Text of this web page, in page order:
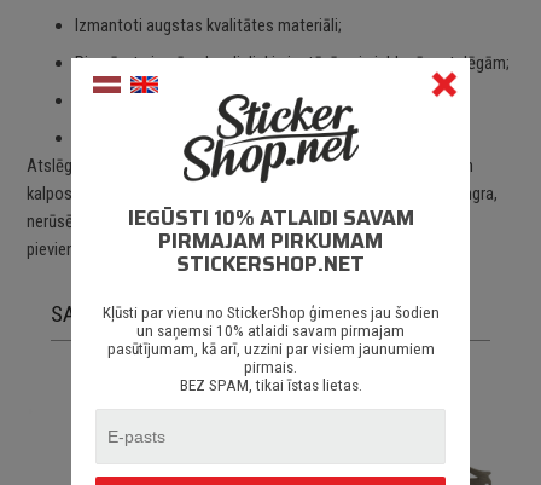
Izmantoti augstas kvalitātes materiāli;
Piemērots izmērs, kas lieliski piestāvēs pie jebkurām atslēgām;
Viegli un ērti pievienot pie atslēgas;
Piegāde Latvijā un citviet pasaulē.
Atslēgu piekariņš lieliski piestāvēs pie jebkāda veida atslēgām un
kalpos gan kā atpazīšanas zīme, gan kā dizaina priekšmets. Stingra,
nerūsējoša tērauda ķēdīte un rinķis paredzēts vairāku atslēgu
pievienošanai.
SAISTĪTĀS PRECES
IEGŪSTI 10% ATLAIDI SAVAM
PIRMAJAM PIRKUMAM
STICKERSHOP.NET
Kļūsti par vienu no StickerShop ģimenes jau šodien
un saņemsi 10% atlaidi savam pirmajam
pasūtījumam, kā arī, uzzini par visiem jaunumiem
pirmais.
BEZ SPAM, tikai īstas lietas.